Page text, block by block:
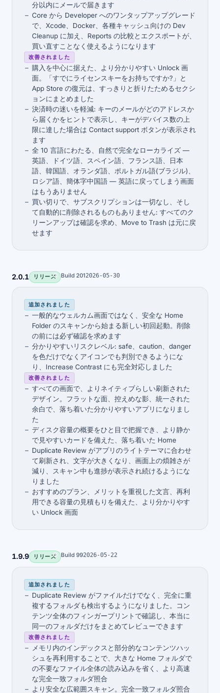
分以内にメールで届きます
Core から Developer へのワンタップアップグレード
で、Xcode、Docker、各種キャッシュ向けの Dev
Cleanup に加え、Reports の比較とエクスポートが、
買い直すことなく使えるようになります
改善されました
購入を中心に据えた、より分かりやすい Unlock 画
面。「すでにライセンスキーをお持ちですか?」と
App Store の復元は、すっきりと折りたためるセクシ
ョンにまとめました
決済時の迷いを軽減: キーのメールがどのアドレスか
ら届くかをヒントで表示し、キーがデバイス数の上
限に達した場合は Contact support ボタンが表示され
ます
全 10 言語にわたる、自然で完全なローカライズ —
英語、ドイツ語、スペイン語、フランス語、日本
語、韓国語、オランダ語、ポルトガル語(ブラジル)、
ロシア語、簡体字中国語 — 英語に戻ってしまう画面
はもうありません
買い切りで、サブスクリプションは一切なし、そし
て自動的に削除されるものもありません: すべてのク
リーンアップは確認を求め、Move to Trash は元に戻
せます
2.0.1 リリース Build 2012026-05-30
追加されました
一般的なウェルカム画面ではなく、安全な Home
Folder のスキャンから始まる新しい初回起動。削除
の前には必ず確認を求めます
分かりやすいリスクレベル: safe、caution、danger
を色だけでなくアイコンでも判別できるようにな
り、Increase Contrast にも完全対応しました
改善されました
すべての画面で、よりネイティブらしい刷新された
デザイン。フラットな面、控えめな影、統一された
余白で、落ち着いた分かりやすいアプリになりまし
た
ディスク容量の概要をひと目で把握でき、より静か
で見やすいカードを備えた、落ち着いた Home
Duplicate Review がアプリのライトテーマに合わせ
て刷新され、文字が大きくなり、画面上の煩雑さが
減り、スキャン中も進捗が表示され続けるようにな
りました
おすすめのプラン、メリットを重視した文言、再利
用できる容量の見積もりを備えた、より分かりやす
い Unlock 画面
1.9.9 リリース Build 992026-05-22
追加されました
Duplicate Review がファイルだけでなく、完全に重
複するフォルダも検出するようになりました。コン
テンツ全体のフィンガープリントで確認し、本当に
同一のフォルダだけをまとめてレビューできます
改善されました
メモリ内のインデックスと部分的なコンテンツハッ
シュを再利用することで、大きな Home フォルダで
の不要なファイル全体の読み込みを省く、より高速
な完全一致フォルダ照合
より安全な広範囲スキャン。完全一致フォルダ照合